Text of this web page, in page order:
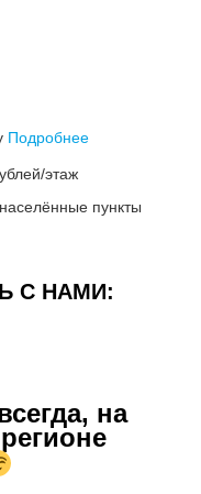
Подробнее
этаж
пункты
С НАМИ:
на